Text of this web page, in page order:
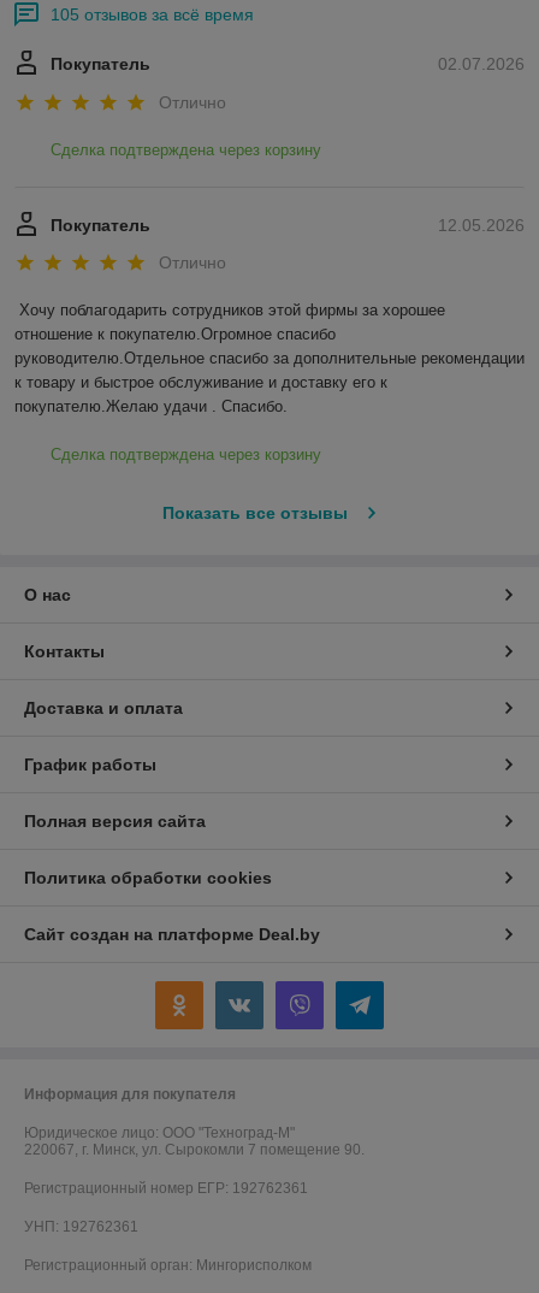
105 отзывов за всё время
02.07.2026
Покупатель
Отлично
Сделка подтверждена через корзину
12.05.2026
Покупатель
Отлично
Хочу поблагодарить сотрудников этой фирмы за хорошее
отношение к покупателю.Огромное спасибо
руководителю.Отдельное спасибо за дополнительные рекомендации
к товару и быстрое обслуживание и доставку его к
покупателю.Желаю удачи . Спасибо.
Сделка подтверждена через корзину
Показать все отзывы
О нас
Контакты
Доставка и оплата
График работы
Полная версия сайта
Политика обработки cookies
Сайт создан на платформе Deal.by
Информация для покупателя
Юридическое лицо: ООО "Техноград-М"
220067, г. Минск, ул. Сырокомли 7 помещение 90.
Регистрационный номер ЕГР: 192762361
УНП: 192762361
Регистрационный орган: Мингорисполком